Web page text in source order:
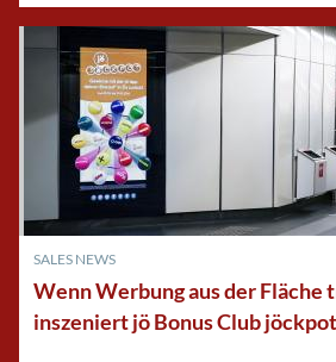
SALES NEWS
Wenn Werbung aus der
inszeniert jö Bonus Club